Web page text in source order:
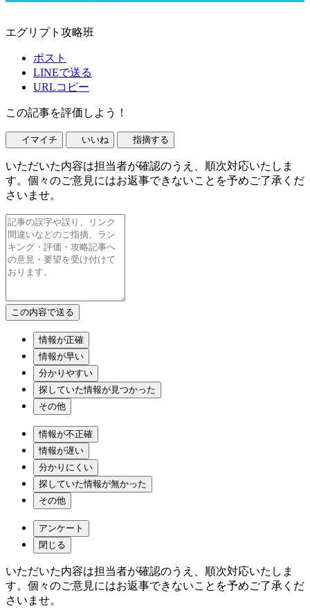
エグリプト攻略班
ポスト
LINEで送る
URLコピー
この記事を評価しよう！
イマイチ いいね 指摘する
いただいた内容は担当者が確認のうえ、順次対応いたしま
す。個々のご意見にはお返事できないことを予めご了承くだ
さいませ。
情報が正確
情報が早い
分かりやすい
探していた情報が見つかった
その他
情報が不正確
情報が遅い
分かりにくい
探していた情報が無かった
その他
アンケート
閉じる
いただいた内容は担当者が確認のうえ、順次対応いたしま
す。個々のご意見にはお返事できないことを予めご了承くだ
さいませ。